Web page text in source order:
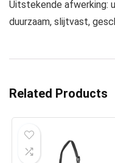
Uitstekende afwerking:
duurzaam, slijtvast,
Related Products